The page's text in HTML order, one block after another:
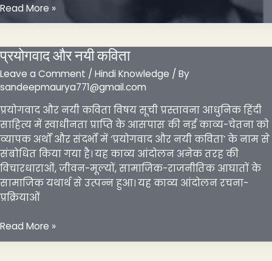
उदय
शंकर
का
जीवन
परिचय
और
हिंदी
साहित्य
में
योगदान
Read More »
प्रयोगवाद और नयी कविता
Leave a Comment / Hindi Knowledge / By
sandeepmaurya771@gmail.com
प्रयोगवाद और नयी कविता विषय सूची प्रस्तावना आधुनिक हिंदी
साहित्य में स्वाधीनता प्राप्ति के आसपास की नई काव्य-चेतना को
व्यापक अर्थों और संदर्भो में ‘प्रयोगवाद और नयी कविता’ के नाम से
संबोधित किया गया है। यह काव्य आंदोलन अनेक तरह की
विचारधाराओं, जीवन-मूल्यों, सामाजिक-राजनीतिक आघातों के
सामाजिक यथार्थ से उत्पन्न हुआ। यह काव्य आंदोलन रचना-
प्रक्रियाओं
प्रयोगवाद
और
Read More »